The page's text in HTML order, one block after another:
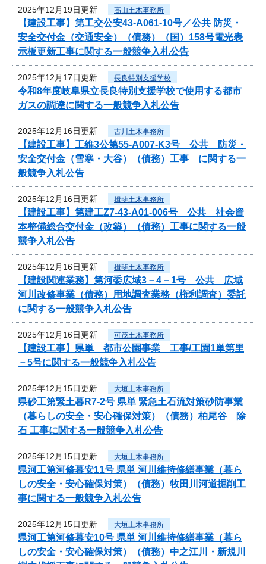
2025年12月19日更新 高山土木事務所
【建設工事】第工交公安43-A061-10号／公共 防災・
安全交付金（交通安全）（債務）（国）158号電光表
示板更新工事に関する一般競争入札公告
2025年12月17日更新 長良特別支援学校
令和8年度岐阜県立長良特別支援学校で使用する都市
ガスの調達に関する一般競争入札公告
2025年12月16日更新 古川土木事務所
【建設工事】工維3公第55-A007-K3号 公共 防災・
安全交付金（雪寒・大谷）（債務）工事 に関する一
般競争入札公告
2025年12月16日更新 揖斐土木事務所
【建設工事】第建工Z7-43-A01-006号 公共 社会資
本整備総合交付金（改築）（債務）工事に関する一般
競争入札公告
2025年12月16日更新 揖斐土木事務所
【建設関連業務】第河委広域3－4－1号 公共 広域
河川改修事業（債務）用地調査業務（権利調査）委託
に関する一般競争入札公告
2025年12月16日更新 可茂土木事務所
【建設工事】県単 都市公園事業 工事/工園1単第里
－5号に関する一般競争入札公告
2025年12月15日更新 大垣土木事務所
県砂工第緊土暮R7-2号 県単 緊急土石流対策砂防事業
（暮らしの安全・安心確保対策）（債務）柏尾谷 除
石 工事に関する一般競争入札公告
2025年12月15日更新 大垣土木事務所
県河工第河修暮安11号 県単 河川維持修繕事業（暮ら
しの安全・安心確保対策）（債務）牧田川河道掘削工
事に関する一般競争入札公告
2025年12月15日更新 大垣土木事務所
県河工第河修暮安10号 県単 河川維持修繕事業（暮ら
しの安全・安心確保対策）（債務）中之江川・新規川